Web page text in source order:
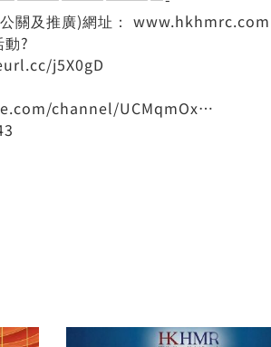
關及推廣)網址： www.hkhmrc.com
?
j5X0gD
channel/UCMqmOx…